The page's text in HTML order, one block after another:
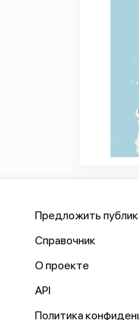
Предложить
Справочник
О проекте
API
Политика